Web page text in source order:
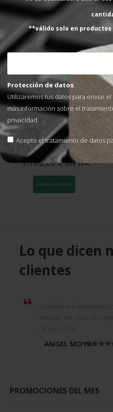
**válido solo en
Protección de datos
Utilizaremos tus datos para enviar
más información sobre el
privacidad
Acepto el tratamiento de datos
VALORACIONES (0)
PRODUCTOS
RAMPAS PARA ENVOLVEDORAS
Rampa Inox para
envolvedoras de plataforma
D1.500/1.650 mm L2.000
H75 mm
1.780,00€ SIN IVA
AÑADIR AL CARRITO
Lo que dicen
clientes
Todavía no la hemos
enviado sin coste al
de precintos.
ANGEL MOYA
PROMOCIONES DEL MES